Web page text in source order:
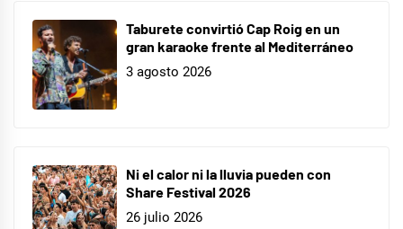
Taburete convirtió Cap Roig en un
gran karaoke frente al Mediterráneo
3 agosto 2026
Ni el calor ni la lluvia pueden con
Share Festival 2026
26 julio 2026